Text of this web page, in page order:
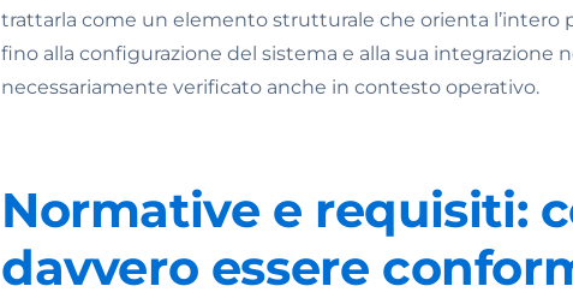
trattarla come un elemento strutturale che orienta l’intero
fino alla configurazione del sistema e alla sua integrazione
necessariamente verificato anche in contesto operativo.
Normative e requisiti:
davvero essere